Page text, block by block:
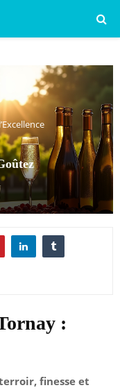
:
finesse et